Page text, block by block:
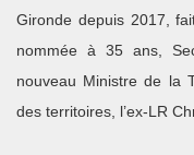
Gironde depuis 2017,
nommée à 35 ans,
nouveau Ministre de la
des territoires, l’ex-LR